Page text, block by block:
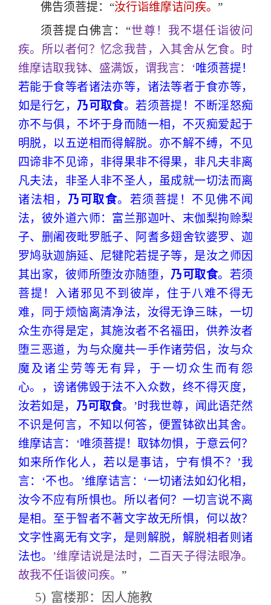
佛告须菩提：“汝行诣维摩诘问疾。 ”
须菩提白佛言：“世尊！我不堪任诣彼问
疾。所以者何？忆念我昔，入其舍从乞食。时
维摩诘取我钵、盛满饭，谓我言：‘唯须菩提！
若能于食等者诸法亦等，诸法等者于食亦等，
如是行乞， 乃可取食。若须菩提！不断淫怒痴
亦不与俱，不坏于身而随一相，不灭痴爱起于
明脱，以五逆相而得解脱。亦不解不缚，不见
四谛非不见谛，非得果非不得果，非凡夫非离
凡夫法，非圣人非不圣人，虽成就一切法而离
诸法相， 乃可取食。若须菩提！不见佛不闻
法，彼外道六师：富兰那迦叶、末伽梨拘赊梨
子、删阇夜毗罗胝子、阿耆多翅舍钦婆罗、迦
罗鸠驮迦旃延、尼犍陀若提子等，是汝之师因
其出家，彼师所堕汝亦随堕， 乃可取食。若须
菩提！入诸邪见不到彼岸，住于八难不得无
难，同于烦恼离清净法，汝得无诤三昧，一切
众生亦得是定，其施汝者不名福田，供养汝者
堕三恶道，为与众魔共一手作诸劳侣，汝与众
魔及诸尘劳等无有异，于一切众生而有怨
心。，谤诸佛毁于法不入众数，终不得灭度，
汝若如是， 乃可取食。’时我世尊，闻此语茫然
不识是何言，不知以何答，便置钵欲出其舍。
维摩诘言：‘唯须菩提！取钵勿惧，于意云何？
如来所作化人，若以是事诘，宁有惧不？’我
言：‘不也。’维摩诘言：‘一切诸法如幻化相，
汝今不应有所惧也。所以者何？一切言说不离
是相。至于智者不著文字故无所惧，何以故？
文字性离无有文字，是则解脱，解脱相者则诸
法也。 ’维摩诘说是法时，二百天子得法眼净。
故我不任诣彼问疾。 ”
5) 富楼那：因人施教